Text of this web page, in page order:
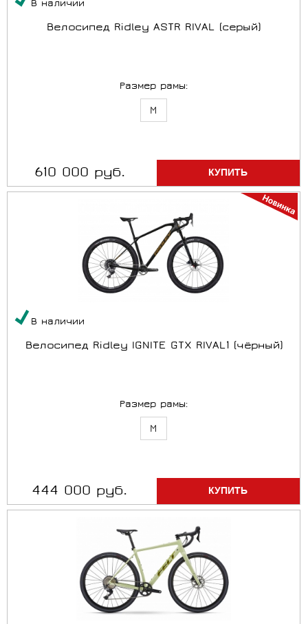
В наличии
Велосипед Ridley ASTR RIVAL (серый)
Размер рамы:
M
610 000 руб.
В наличии
Велосипед Ridley IGNITE GTX RIVAL1 (чёрный)
Размер рамы:
M
444 000 руб.